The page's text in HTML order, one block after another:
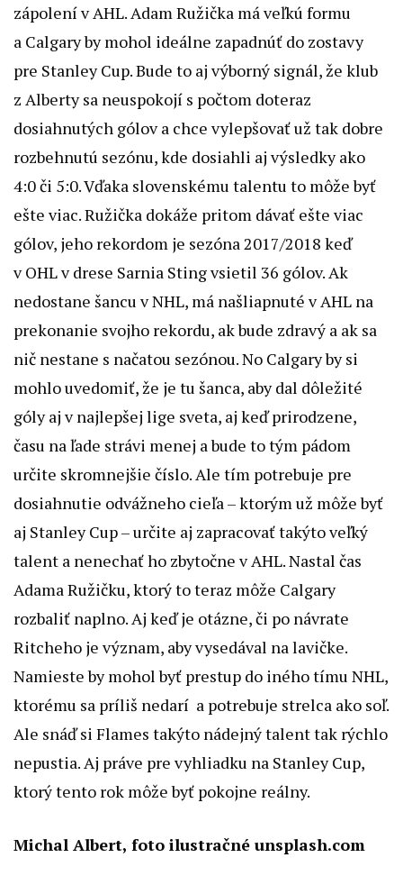
zápolení v AHL. Adam Ružička má veľkú formu
a Calgary by mohol ideálne zapadnúť do zostavy
pre Stanley Cup. Bude to aj výborný signál, že klub
z Alberty sa neuspokojí s počtom doteraz
dosiahnutých gólov a chce vylepšovať už tak dobre
rozbehnutú sezónu, kde dosiahli aj výsledky ako
4:0 či 5:0. Vďaka slovenskému talentu to môže byť
ešte viac. Ružička dokáže pritom dávať ešte viac
gólov, jeho rekordom je sezóna 2017/2018 keď
v OHL v drese Sarnia Sting vsietil 36 gólov. Ak
nedostane šancu v NHL, má našliapnuté v AHL na
prekonanie svojho rekordu, ak bude zdravý a ak sa
nič nestane s načatou sezónou. No Calgary by si
mohlo uvedomiť, že je tu šanca, aby dal dôležité
góly aj v najlepšej lige sveta, aj keď prirodzene,
času na ľade strávi menej a bude to tým pádom
určite skromnejšie číslo. Ale tím potrebuje pre
dosiahnutie odvážneho cieľa – ktorým už môže byť
aj Stanley Cup – určite aj zapracovať takýto veľký
talent a nenechať ho zbytočne v AHL. Nastal čas
Adama Ružičku, ktorý to teraz môže Calgary
rozbaliť naplno. Aj keď je otázne, či po návrate
Ritcheho je význam, aby vysedával na lavičke.
Namieste by mohol byť prestup do iného tímu NHL,
ktorému sa príliš nedarí a potrebuje strelca ako soľ.
Ale snáď si Flames takýto nádejný talent tak rýchlo
nepustia. Aj práve pre vyhliadku na Stanley Cup,
ktorý tento rok môže byť pokojne reálny.
Michal Albert, foto ilustračné unsplash.com